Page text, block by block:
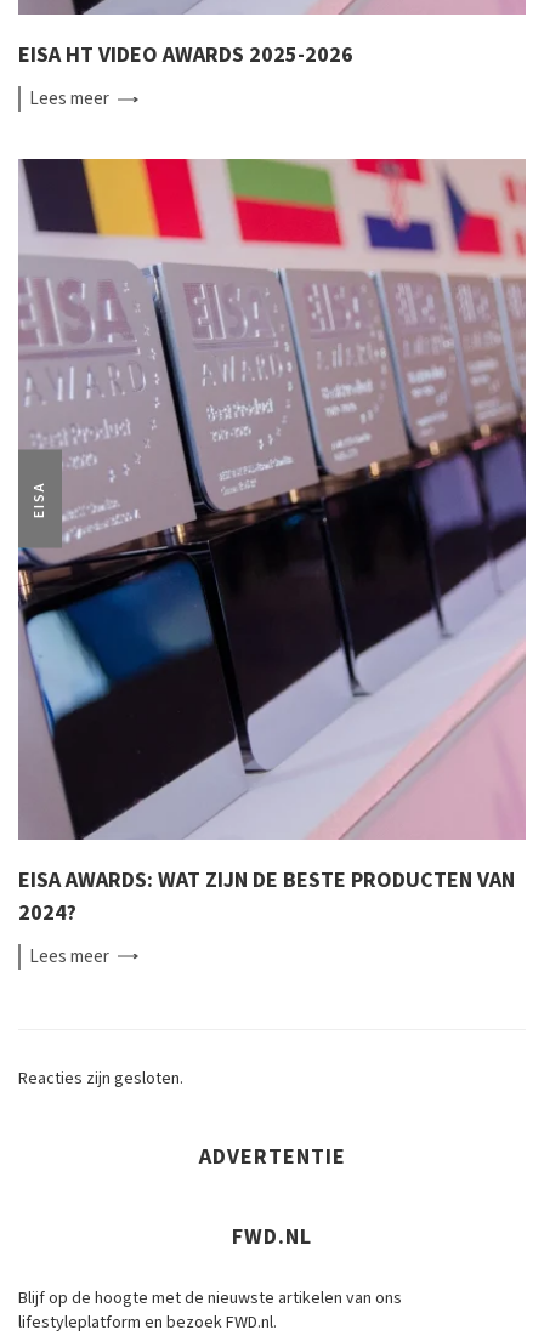
EISA HT VIDEO AWARDS 2025-2026
Leesmeer
EISA
EISA AWARDS: WAT ZIJN DE BESTE PRODUCTEN VAN
2024?
Leesmeer
Reacties zijn gesloten.
ADVERTENTIE
FWD.NL
Blijf op de hoogte met de nieuwste artikelen van ons
lifestyleplatform en bezoek FWD.nl.